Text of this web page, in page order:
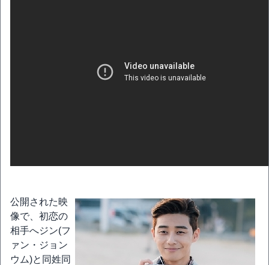
公開された映
像で、初恋の
相手へジン(フ
ァン・ジョン
ウム)と同姓同